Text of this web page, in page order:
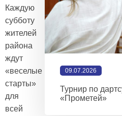
Каждую
субботу
жителей
района
ждут
«веселые
старты»
для
всей
09.07.2026
Турнир по
«Прометей»